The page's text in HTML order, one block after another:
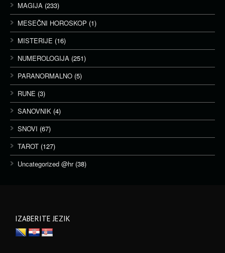
MAGIJA (233)
MESEČNI HOROSKOP (1)
MISTERIJE (16)
NUMEROLOGIJA (251)
PARANORMALNO (5)
RUNE (3)
SANOVNIK (4)
SNOVI (67)
TAROT (127)
Uncategorized @hr(38)
IZABERITE JEZIK